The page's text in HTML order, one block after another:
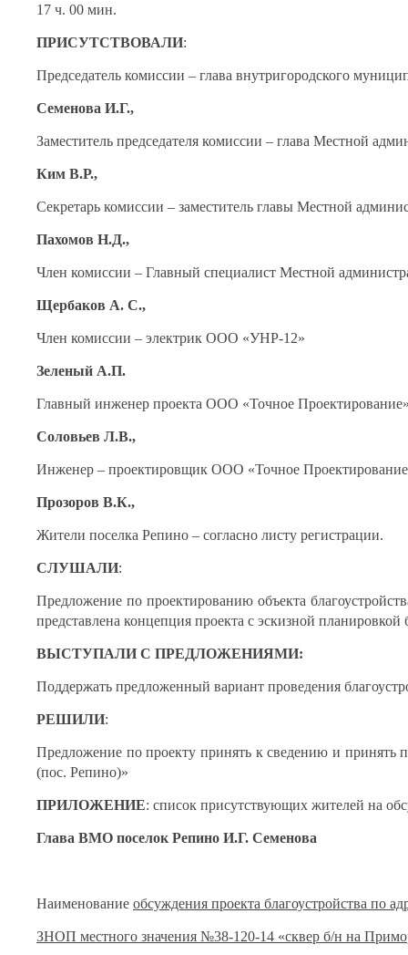
17 ч. 00 мин.
ПРИСУТСТВОВАЛИ:
Председатель комиссии – глава внутригородского
Семенова И.Г.,
Заместитель председателя комиссии – глава Местной
Ким В.Р.,
Секретарь комиссии – заместитель главы Местной
Пахомов Н.Д.,
Член комиссии – Главный специалист Местной
Щербаков А. С.,
Член комиссии – электрик ООО «УНР-12»
Зеленый А.П.
Главный инженер проекта ООО «Точное
Соловьев Л.В.,
Инженер – проектировщик ООО «Точное
Прозоров В.К.,
Жители поселка Репино – согласно листу регистрации.
СЛУШАЛИ:
Предложение по проектированию объекта
представлена концепция проекта с эскизной планировкой
ВЫСТУПАЛИ С ПРЕДЛОЖЕНИЯМИ:
Поддержать предложенный вариант проведения
РЕШИЛИ:
Предложение по проекту принять к сведению и принять
(пос. Репино)»
ПРИЛОЖЕНИЕ: список присутствующих жителей на
Глава ВМО поселок Репино И.Г. Семенова
Наименование обсуждения проекта благоустройства по
ЗНОП местного значения №38-120-14 «сквер б/н на